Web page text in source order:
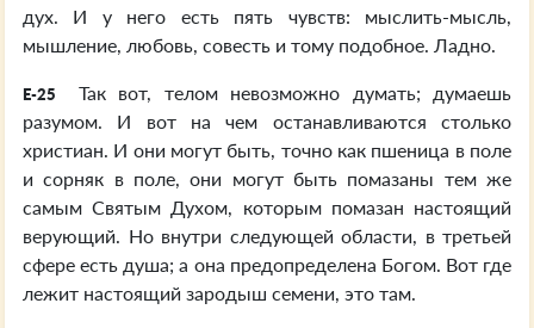
дух. И у него есть пять чувств: мыслить-мысль,
мышление, любовь, совесть и тому подобное. Ладно.
E-25
Так вот, телом невозможно думать; думаешь
разумом. И вот на чем останавливаются столько
христиан. И они могут быть, точно как пшеница в поле
и сорняк в поле, они могут быть помазаны тем же
самым Святым Духом, которым помазан настоящий
верующий. Но внутри следующей области, в третьей
сфере есть душа; а она предопределена Богом. Вот где
лежит настоящий зародыш семени, это там.